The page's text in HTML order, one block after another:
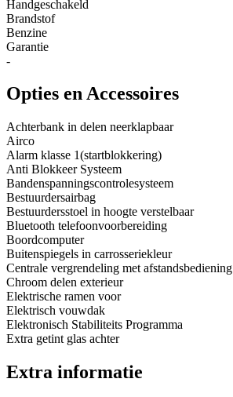
Handgeschakeld
Brandstof
Benzine
Garantie
-
Opties en Accessoires
Achterbank in delen neerklapbaar
Airco
Alarm klasse 1(startblokkering)
Anti Blokkeer Systeem
Bandenspanningscontrolesysteem
Bestuurdersairbag
Bestuurdersstoel in hoogte verstelbaar
Bluetooth telefoonvoorbereiding
Boordcomputer
Buitenspiegels in carrosseriekleur
Centrale vergrendeling met afstandsbediening
Chroom delen exterieur
Elektrische ramen voor
Elektrisch vouwdak
Elektronisch Stabiliteits Programma
Extra getint glas achter
Extra informatie